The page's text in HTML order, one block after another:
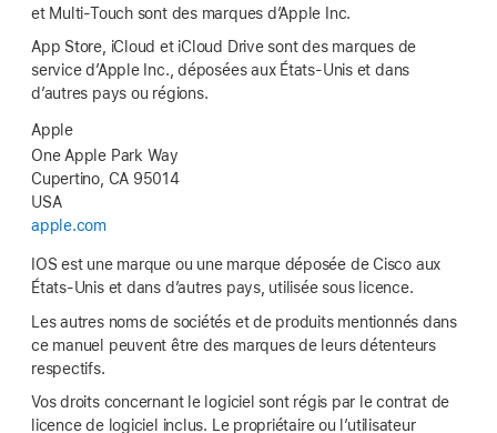
et Multi-Touch sont des marques d’Apple Inc.
App Store, iCloud et iCloud Drive sont des marques de
service d’Apple Inc., déposées aux États-Unis et dans
d’autres pays ou régions.
Apple
One Apple Park Way
Cupertino, CA 95014
USA
apple.com
IOS est une marque ou une marque déposée de Cisco aux
États-Unis et dans d’autres pays, utilisée sous licence.
Les autres noms de sociétés et de produits mentionnés dans
ce manuel peuvent être des marques de leurs détenteurs
respectifs.
Vos droits concernant le logiciel sont régis par le contrat de
licence de logiciel inclus. Le propriétaire ou l’utilisateur